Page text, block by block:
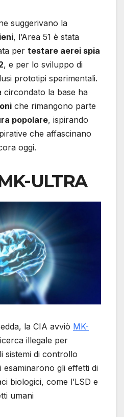
suggerivano la
, l’Area 51 è stata
per testare aerei spia
, e per lo sviluppo di
prototipi sperimentali.
circondato la base ha
che rimangono parte
popolare, ispirando
che affascinano
oggi.
ULTRA
la CIA avviò MK-
illegale per
sistemi di controllo
esaminarono gli effetti di
biologici, come l’LSD e
umani